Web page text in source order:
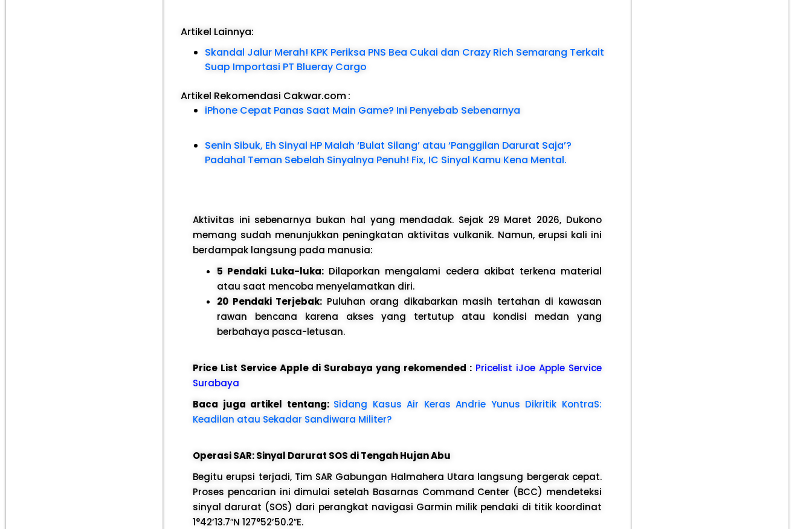
Artikel Lainnya:
Skandal Jalur Merah! KPK Periksa PNS Bea Cukai dan Crazy Rich Semarang Terkait
Suap Importasi PT Blueray Cargo
Artikel Rekomendasi Cakwar.com:
iPhone Cepat Panas Saat Main Game? Ini Penyebab Sebenarnya
Senin Sibuk, Eh Sinyal HP Malah ‘Bulat Silang’ atau ‘Panggilan Darurat Saja’?
Padahal Teman Sebelah Sinyalnya Penuh! Fix, IC Sinyal Kamu Kena Mental.
Aktivitas ini sebenarnya bukan hal yang mendadak. Sejak 29 Maret 2026, Dukono
memang sudah menunjukkan peningkatan aktivitas vulkanik. Namun, erupsi kali ini
berdampak langsung pada manusia:
5 Pendaki Luka-luka: Dilaporkan mengalami cedera akibat terkena material
atau saat mencoba menyelamatkan diri.
20 Pendaki Terjebak: Puluhan orang dikabarkan masih tertahan di kawasan
rawan bencana karena akses yang tertutup atau kondisi medan yang
berbahaya pasca-letusan.
Price List Service Apple di Surabaya yang rekomended : Pricelist iJoe Apple Service
Surabaya
Baca juga artikel tentang: Sidang Kasus Air Keras Andrie Yunus Dikritik KontraS:
Keadilan atau Sekadar Sandiwara Militer?
Operasi SAR: Sinyal Darurat SOS di Tengah Hujan Abu
Begitu erupsi terjadi, Tim SAR Gabungan Halmahera Utara langsung bergerak cepat.
Proses pencarian ini dimulai setelah Basarnas Command Center (BCC) mendeteksi
sinyal darurat (SOS) dari perangkat navigasi Garmin milik pendaki di titik koordinat
1°42’13.7″N 127°52’50.2″E.